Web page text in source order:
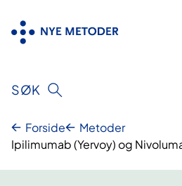
innhold
SØK
Forside
Metoder
Ipilimumab (Yervoy) og